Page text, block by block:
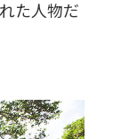
た人物だ